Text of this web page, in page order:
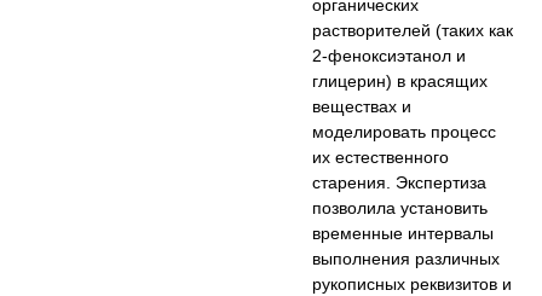
органических
растворителей (таких как
2-феноксиэтанол и
глицерин) в красящих
веществах и
моделировать процесс
их естественного
старения. Экспертиза
позволила установить
временные интервалы
выполнения различных
рукописных реквизитов и